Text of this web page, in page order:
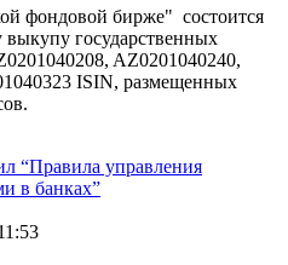
фондовой бирже" состоится
государственных
AZ0201040240,
ISIN, размещенных